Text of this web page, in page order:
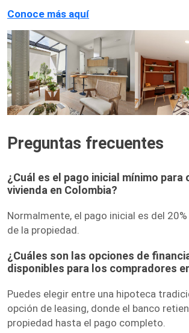
Conoce más aquí
Preguntas frecuentes
¿Cuál es el pago inicial mínimo para
vivienda en Colombia?
Normalmente, el pago inicial es del
de la propiedad.
¿Cuáles son las opciones de
disponibles para los compradores
Puedes elegir entre una hipoteca
opción de leasing, donde el banco
propiedad hasta el pago completo.